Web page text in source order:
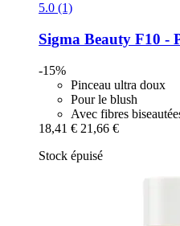
5.0 (1)
Sigma Beauty F10 -​
-15%
Pinceau ultra doux
Pour le blush
Avec fibres
18,41 € 21,66 €
Stock épuisé